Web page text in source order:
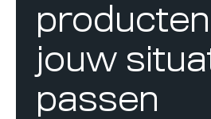
jouw
passen